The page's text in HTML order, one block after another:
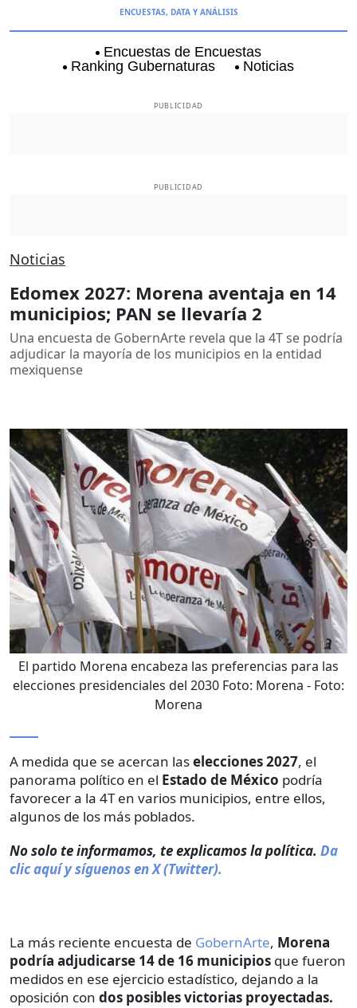
ENCUESTAS, DATA Y ANÁLISIS
Encuestas de Encuestas
Ranking Gubernaturas
Noticias
PUBLICIDAD
PUBLICIDAD
Noticias
Edomex 2027: Morena aventaja en 14
municipios; PAN se llevaría 2
Una encuesta de GobernArte revela que la 4T se podría
adjudicar la mayoría de los municipios en la entidad
mexiquense
El partido Morena encabeza las preferencias para las
elecciones presidenciales del 2030 Foto: Morena - Foto:
Morena
A medida que se acercan laselecciones 2027, el
panorama político en el Estado de México podría
favorecer a la 4T en varios municipios, entre ellos,
algunos de los más poblados.
No solo te informamos, te explicamos la política. Da
clic aquí y síguenos en X (Twitter).
La más reciente encuesta de GobernArte, Morena
podría adjudicarse 14 de 16 municipios que fueron
medidos en ese ejercicio estadístico, dejando a la
oposición con dos posibles victorias proyectadas.